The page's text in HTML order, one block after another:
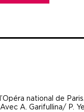
national de Paris.
A. Garifullina/ P.